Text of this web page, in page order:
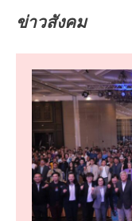
ข่าวสังคม